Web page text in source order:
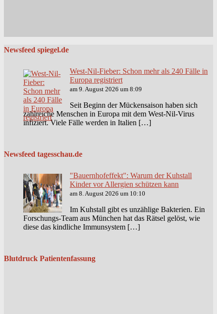
Newsfeed spiegel.de
West-Nil-Fieber: Schon mehr als 240 Fälle in
Europa registriert
am 9. August 2026 um 8:09
Seit Beginn der Mückensaison haben sich
zahlreiche Menschen in Europa mit dem West-Nil-Virus
infiziert. Viele Fälle werden in Italien […]
Newsfeed tagesschau.de
"Bauernhofeffekt": Warum der Kuhstall
Kinder vor Allergien schützen kann
am 8. August 2026 um 10:10
Im Kuhstall gibt es unzählige Bakterien. Ein
Forschungs-Team aus München hat das Rätsel gelöst, wie
diese das kindliche Immunsystem […]
Blutdruck Patientenfassung